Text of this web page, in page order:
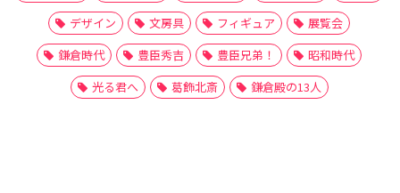
デザイン
文房具 フィギュア
展覧会
鎌倉時代
豊臣秀吉 豊臣兄弟！
昭和時代
光る君へ
葛飾北斎 鎌倉殿の13人